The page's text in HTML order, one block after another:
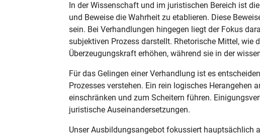
In der Wissenschaft und im juristischen Bereich ist
und Beweise die Wahrheit zu etablieren. Diese
sein. Bei Verhandlungen hingegen liegt der Fokus
subjektiven Prozess darstellt. Rhetorische Mittel, wie
Überzeugungskraft erhöhen, während sie in der
Für das Gelingen einer Verhandlung ist es
Prozesses verstehen. Ein rein logisches
einschränken und zum Scheitern führen.
juristische Auseinandersetzungen.
Unser Ausbildungsangebot fokussiert hauptsächlich